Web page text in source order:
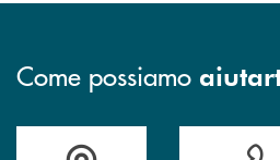
Come possiamo
Accedi all' elenco completo delle filiali
Hai bisogno